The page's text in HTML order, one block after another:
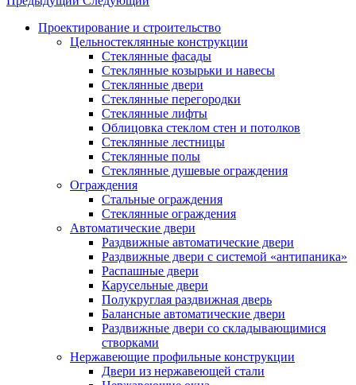
Проектирование и строительство
Цельностеклянные конструкции
Стеклянные фасады
Стеклянные козырьки и навесы
Стеклянные двери
Стеклянные перегородки
Стеклянные лифты
Облицовка стеклом стен и потолков
Стеклянные лестницы
Стеклянные полы
Стеклянные душевые ограждения
Ограждения
Стальные ограждения
Cтеклянные ограждения
Автоматические двери
Раздвижные автоматические двери
Раздвижные двери с системой «антипаника»
Распашные двери
Карусельные двери
Полукруглая раздвижная дверь
Балансные автоматические двери
Раздвижные двери со складывающимися
створками
Нержавеющие профильные конструкции
Двери из нержавеющей стали